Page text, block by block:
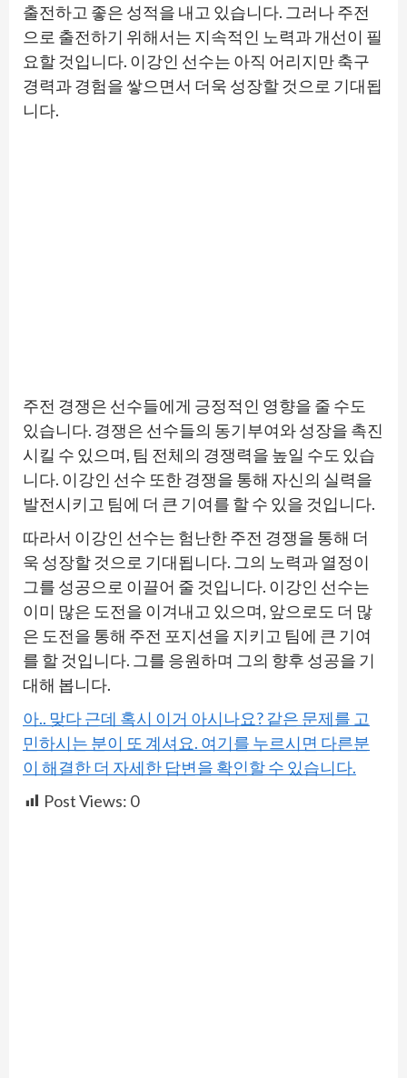
출전하고 좋은 성적을 내고 있습니다. 그러나 주전
으로 출전하기 위해서는 지속적인 노력과 개선이 필
요할 것입니다. 이강인 선수는 아직 어리지만 축구
경력과 경험을 쌓으면서 더욱 성장할 것으로 기대됩
니다.
주전 경쟁은 선수들에게 긍정적인 영향을 줄 수도
있습니다. 경쟁은 선수들의 동기부여와 성장을 촉진
시킬 수 있으며, 팀 전체의 경쟁력을 높일 수도 있습
니다. 이강인 선수 또한 경쟁을 통해 자신의 실력을
발전시키고 팀에 더 큰 기여를 할 수 있을 것입니다.
따라서 이강인 선수는 험난한 주전 경쟁을 통해 더
욱 성장할 것으로 기대됩니다. 그의 노력과 열정이
그를 성공으로 이끌어 줄 것입니다. 이강인 선수는
이미 많은 도전을 이겨내고 있으며, 앞으로도 더 많
은 도전을 통해 주전 포지션을 지키고 팀에 큰 기여
를 할 것입니다. 그를 응원하며 그의 향후 성공을 기
대해 봅니다.
아.. 맞다 근데 혹시 이거 아시나요? 같은 문제를 고
민하시는 분이 또 계셔요. 여기를 누르시면 다른분
이 해결한 더 자세한 답변을 확인할 수 있습니다.
Post Views: 0